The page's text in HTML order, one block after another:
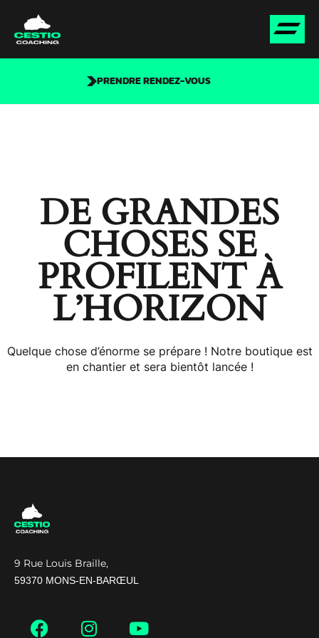
PRENDRE RENDEZ-VOUS
DE GRANDES
CHOSES SE
PROFILENT À
L’HORIZON
Quelque chose d’énorme se prépare ! Notre boutique est
en chantier et sera bientôt lancée !
9 Rue Louis Braille,
59370 MONS-EN-BARŒUL